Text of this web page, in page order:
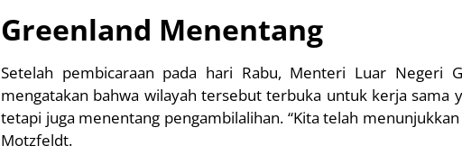
Greenland Menentang
Setelah pembicaraan pada hari Rabu, Menteri Luar Negeri
mengatakan bahwa wilayah tersebut terbuka untuk kerja sama
tetapi juga menentang pengambilalihan. “Kita telah
Motzfeldt.